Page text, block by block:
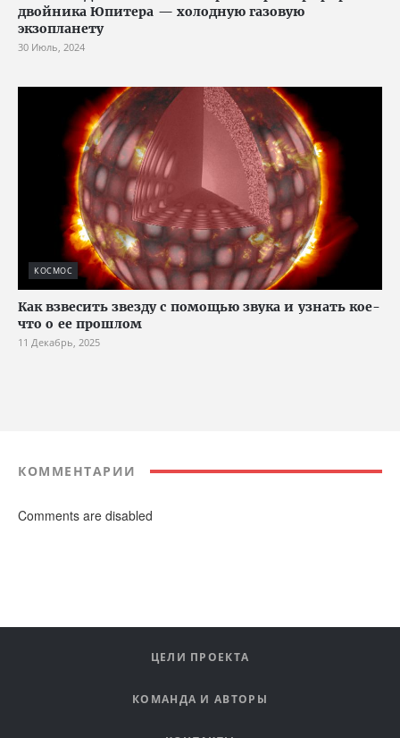
двойника Юпитера — холодную газовую
экзопланету
30 Июль, 2024
КОСМОС
Как взвесить звезду с помощью звука и узнать кое-
что о ее прошлом
11 Декабрь, 2025
КОММЕНТАРИИ
Comments are disabled
ЦЕЛИ ПРОЕКТА
КОМАНДА И АВТОРЫ